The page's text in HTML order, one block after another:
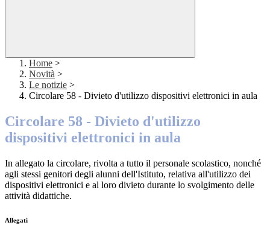
Home >
Novità >
Le notizie >
Circolare 58 - Divieto d'utilizzo dispositivi elettronici in aula
Circolare 58 - Divieto d'utilizzo
dispositivi elettronici in aula
In allegato la circolare, rivolta a tutto il personale scolastico, nonché
agli stessi genitori degli alunni dell'Istituto, relativa all'utilizzo dei
dispositivi elettronici e al loro divieto durante lo svolgimento delle
attività didattiche.
Allegati